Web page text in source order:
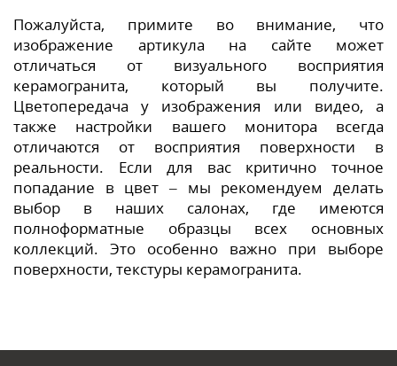
Пожалуйста, примите во внимание, что
изображение артикула на сайте может
отличаться от визуального восприятия
керамогранита, который вы получите.
Цветопередача у изображения или видео, а
также настройки вашего монитора всегда
отличаются от восприятия поверхности в
реальности. Если для вас критично точное
попадание в цвет – мы рекомендуем делать
выбор в наших салонах, где имеются
полноформатные образцы всех основных
коллекций. Это особенно важно при выборе
поверхности, текстуры керамогранита.